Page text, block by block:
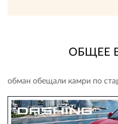
ОБЩЕЕ
обман обещали камри по